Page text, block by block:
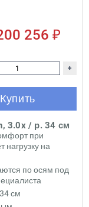
3.0x / р. 34 см
при
нагрузку на
по осям под
см
256 ₽
+
Купить